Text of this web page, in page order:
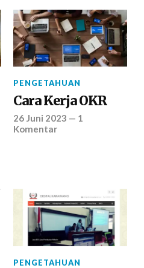
PENGETAHUAN
Cara Kerja OKR
26 Juni 2023 — 1
Komentar
PENGETAHUAN